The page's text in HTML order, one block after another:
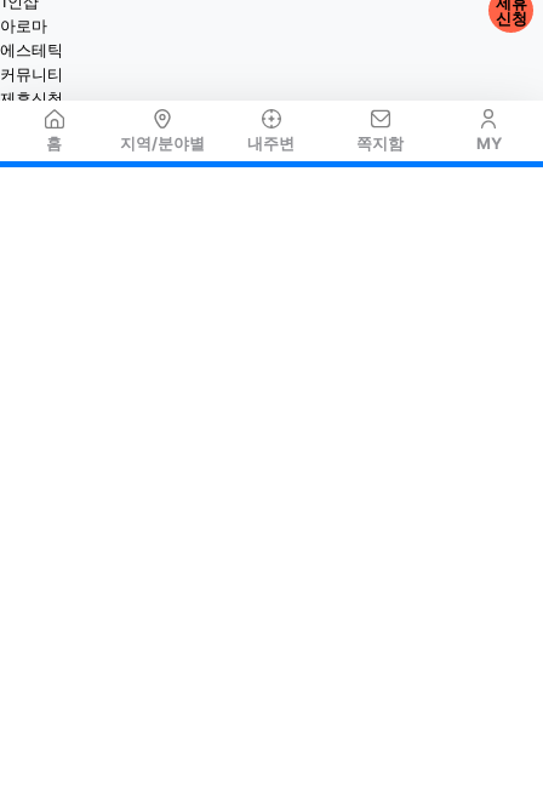
홈 지역/분야별 내주변 쪽지함 MY
아로마
에스테틱
커뮤니티
제휴신청
신청